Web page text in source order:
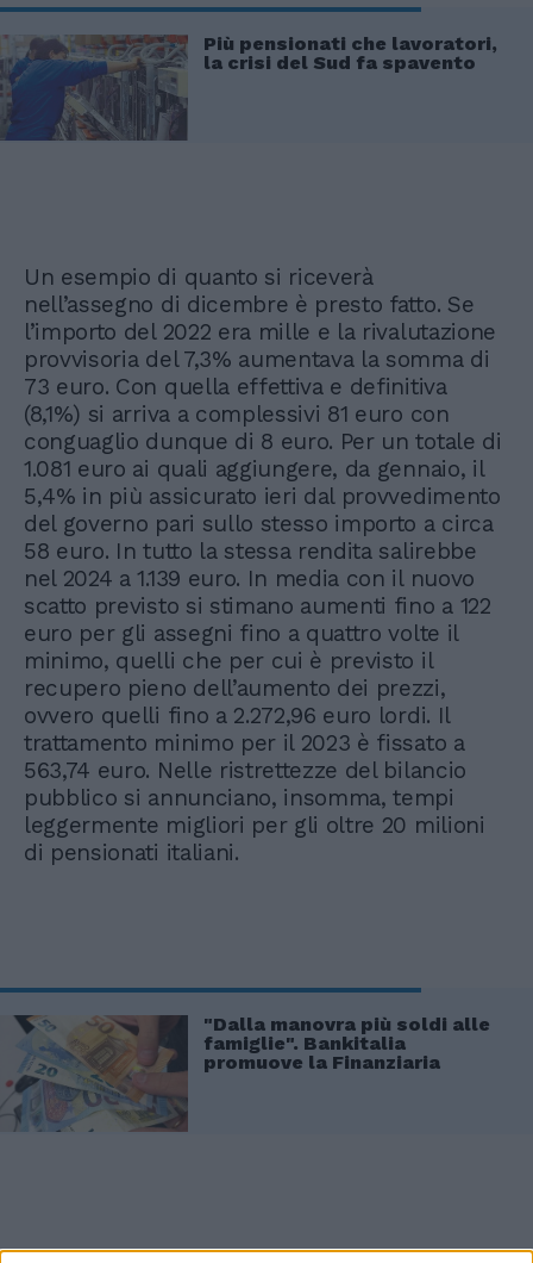
Più pensionati che lavoratori,
la crisi del Sud fa spavento
Un esempio di quanto si riceverà
nell’assegno di dicembre è presto fatto. Se
l’importo del 2022 era mille e la rivalutazione
provvisoria del 7,3% aumentava la somma di
73 euro. Con quella effettiva e definitiva
(8,1%) si arriva a complessivi 81 euro con
conguaglio dunque di 8 euro. Per un totale di
1.081 euro ai quali aggiungere, da gennaio, il
5,4% in più assicurato ieri dal provvedimento
del governo pari sullo stesso importo a circa
58 euro. In tutto la stessa rendita salirebbe
nel 2024 a 1.139 euro. In media con il nuovo
scatto previsto si stimano aumenti fino a 122
euro per gli assegni fino a quattro volte il
minimo, quelli che per cui è previsto il
recupero pieno dell’aumento dei prezzi,
ovvero quelli fino a 2.272,96 euro lordi. Il
trattamento minimo per il 2023 è fissato a
563,74 euro. Nelle ristrettezze del bilancio
pubblico si annunciano, insomma, tempi
leggermente migliori per gli oltre 20 milioni
di pensionati italiani.
"Dalla manovra più soldi alle
famiglie". Bankitalia
promuove la Finanziaria